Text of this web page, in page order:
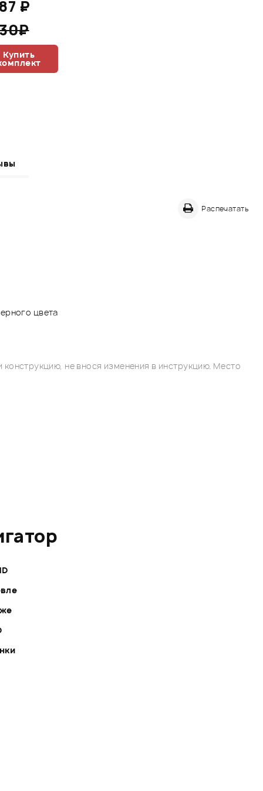
₽
Купить
Распечатать
цвета
не внося изменения в инструкцию. Место